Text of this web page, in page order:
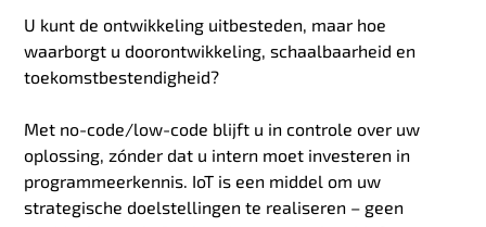
U kunt de ontwikkeling uitbesteden, maar hoe
waarborgt u doorontwikkeling, schaalbaarheid en
toekomstbestendigheid?
Met no-code/low-code blijft u in controle over uw
oplossing, zónder dat u intern moet investeren in
programmeerkennis. IoT is een middel om uw
strategische doelstellingen te realiseren – geen